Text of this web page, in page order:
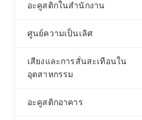
อะคูสติกในสำนักงาน
ศูนย์ความเป็นเลิศ
เสียงและการสั่นสะเทือนใน
อุตสาหกรรม
อะคูสติกอาคาร